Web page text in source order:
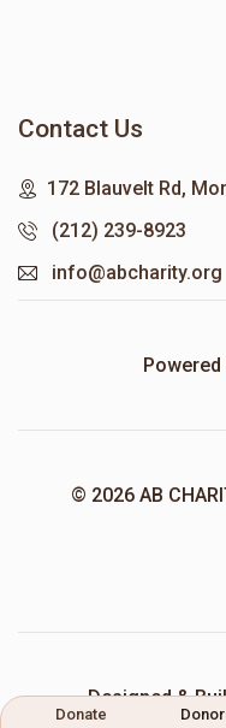
Contact Us
172 Blauvelt Rd,
(212) 239-8923
info@abcharity.org
Powered
© 2026 AB
Designed &
Donate